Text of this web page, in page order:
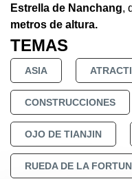
Estrella de Nanchang,
metros de altura.
TEMAS
ASIA
CONSTRUCCIONES
OJO DE TIANJIN
RUEDA DE LA